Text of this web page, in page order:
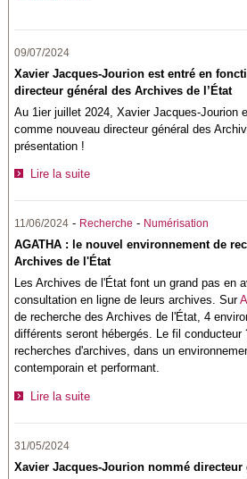
09/07/2024
Xavier Jacques-Jourion est entré en
directeur général des Archives de l’État
Au 1ier juillet 2024, Xavier Jacques-Jourion
comme nouveau directeur général des
présentation !
Lire la suite
11/06/2024 - Recherche - Numérisation
AGATHA : le nouvel environnement de
Archives de l'État
Les Archives de l'État font un grand pas en
consultation en ligne de leurs archives. Sur
de recherche des Archives de l'État, 4
différents seront hébergés. Le fil conducteur
recherches d'archives, dans un
contemporain et performant.
Lire la suite
31/05/2024
Xavier Jacques-Jourion nommé directeur